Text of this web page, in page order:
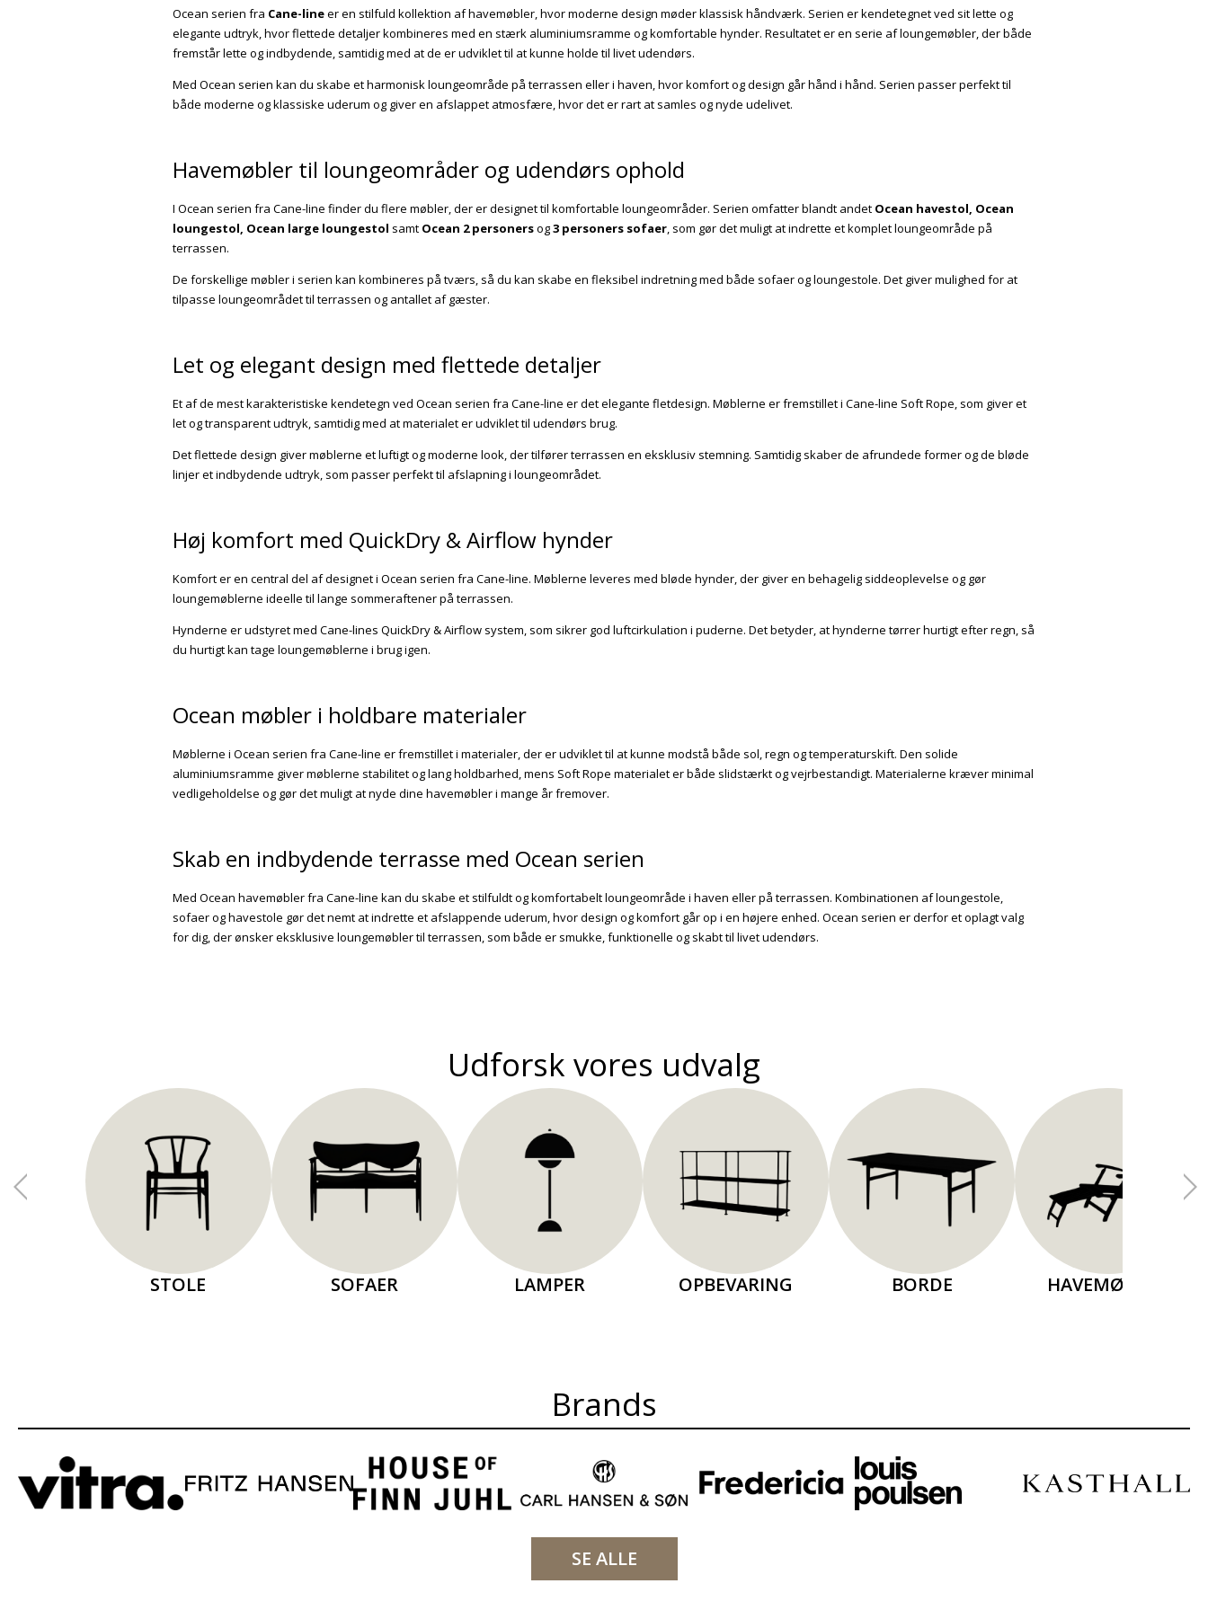
Ocean serien fra Cane-lineer en stilfuld kollektion af havemøbler, hvor moderne design møder klassisk håndværk. Serien er kendetegnet ved sit lette og
elegante udtryk, hvor flettede detaljer kombineres med en stærk aluminiumsramme og komfortable hynder. Resultatet er en serie af loungemøbler, der både
fremstår lette og indbydende, samtidig med at de er udviklet til at kunne holde til livet udendørs.
Med Ocean serien kan du skabe et harmonisk loungeområde på terrassen eller i haven, hvor komfort og design går hånd i hånd. Serien passer perfekt til
både moderne og klassiske uderum og giver en afslappet atmosfære, hvor det er rart at samles og nyde udelivet.
Havemøbler til loungeområder og udendørs ophold
I Ocean serien fra Cane-line finder du flere møbler, der er designet til komfortable loungeområder. Serien omfatter blandt andet Ocean havestol, Ocean
loungestol, Ocean large loungestol samt Ocean 2 personersog3 personers sofaer, som gør det muligt at indrette et komplet loungeområde på
terrassen.
De forskellige møbler i serien kan kombineres på tværs, så du kan skabe en fleksibel indretning med både sofaer og loungestole. Det giver mulighed for at
tilpasse loungeområdet til terrassen og antallet af gæster.
Let og elegant design med flettede detaljer
Et af de mest karakteristiske kendetegn ved Ocean serien fra Cane-line er det elegante fletdesign. Møblerne er fremstillet i Cane-line Soft Rope, som giver et
let og transparent udtryk, samtidig med at materialet er udviklet til udendørs brug.
Det flettede design giver møblerne et luftigt og moderne look, der tilfører terrassen en eksklusiv stemning. Samtidig skaber de afrundede former og de bløde
linjer et indbydende udtryk, som passer perfekt til afslapning i loungeområdet.
Høj komfort med QuickDry & Airflow hynder
Komfort er en central del af designet i Ocean serien fra Cane-line. Møblerne leveres med bløde hynder, der giver en behagelig siddeoplevelse og gør
loungemøblerne ideelle til lange sommeraftener på terrassen.
Hynderne er udstyret med Cane-lines QuickDry & Airflow system, som sikrer god luftcirkulation i puderne. Det betyder, at hynderne tørrer hurtigt efter regn, så
du hurtigt kan tage loungemøblerne i brug igen.
Ocean møbler i holdbare materialer
Møblerne i Ocean serien fra Cane-line er fremstillet i materialer, der er udviklet til at kunne modstå både sol, regn og temperaturskift. Den solide
aluminiumsramme giver møblerne stabilitet og lang holdbarhed, mens Soft Rope materialet er både slidstærkt og vejrbestandigt. Materialerne kræver minimal
vedligeholdelse og gør det muligt at nyde dine havemøbler i mange år fremover.
Skab en indbydende terrasse med Ocean serien
Med Ocean havemøbler fra Cane-line kan du skabe et stilfuldt og komfortabelt loungeområde i haven eller på terrassen. Kombinationen af loungestole,
sofaer og havestole gør det nemt at indrette et afslappende uderum, hvor design og komfort går op i en højere enhed. Ocean serien er derfor et oplagt valg
for dig, der ønsker eksklusive loungemøbler til terrassen, som både er smukke, funktionelle og skabt til livet udendørs.
Udforsk vores udvalg
STOLE SOFAER LAMPER OPBEVARING BORDE HAVEMØBLER
Brands
SE ALLE